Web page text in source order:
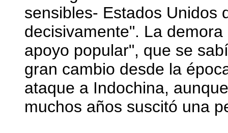
sensibles- Estados Unidos
decisivamente". La
apoyo popular", que se
gran cambio desde la
ataque a Indochina,
muchos años suscitó una